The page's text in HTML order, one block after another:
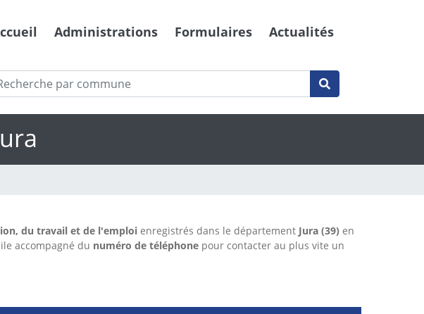
Administrations Formulaires Actualités
du travail et de l'emploi enregistrés dans le département Jura (39) en
accompagné du numéro de téléphone pour contacter au plus vite un